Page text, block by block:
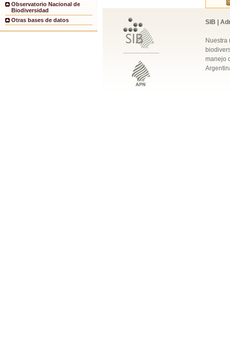
Observatorio Nacional de
Biodiversidad
Otras bases de datos
SIB |
Nuestra
manejo